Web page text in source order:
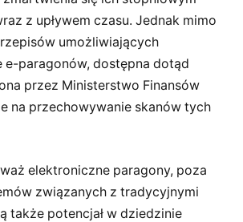
z upływem czasu. Jednak mimo
umożliwiających
e-paragonów, dostępna dotąd
przez Ministerstwo Finansów
na przechowywanie skanów tych
elektroniczne paragony, poza
związanych z tradycyjnymi
także potencjał w dziedzinie